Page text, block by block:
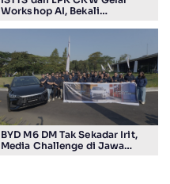
Workshop AI, Bekali
BYD M6 DM Tak Sekadar Irit,
Media Challenge di Jawa